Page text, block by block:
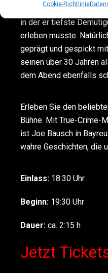
Cookie-Richtlinie
erschien, spricht Joe
in der er tiefste
erleben musste.
geprägt und gespickt
seinen über 30 Jahren
dem Abend ebenfalls
Erleben Sie den
Bühne. Mit True-Crime-
ist Joe Bausch in
wahre Geschichten, die
Einlass: 18:30 Uhr
Beginn: 19:30 Uhr
Dauer: ca. 2:15 h
Jetzt